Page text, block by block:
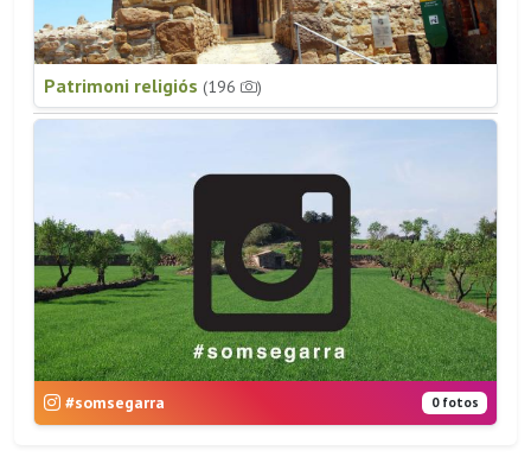
Patrimoni religiós (196 )
#somsegarra 0 fotos